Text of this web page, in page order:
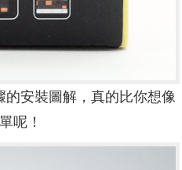
安裝圖解，真的比你想像
呢！